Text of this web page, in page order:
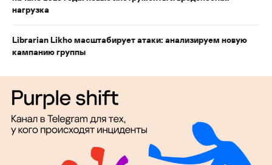
нагрузка
Librarian Likho масштабирует атаки: анализируем новую
кампанию группы